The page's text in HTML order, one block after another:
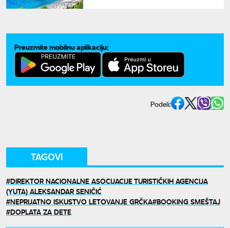
Preuzmite mobilnu aplikaciju:
Podeli:
TAGOVI
DIREKTOR NACIONALNE ASOCIJACIJE TURISTIČKIH AGENCIJA
(YUTA) ALEKSANDAR SENIČIĆ
NEPRIJATNO ISKUSTVO LETOVANJE GRČKA BOOKING SMEŠTAJ
DOPLATA ZA DETE